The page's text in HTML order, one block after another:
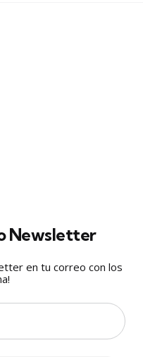
Newsletter
en tu correo con los